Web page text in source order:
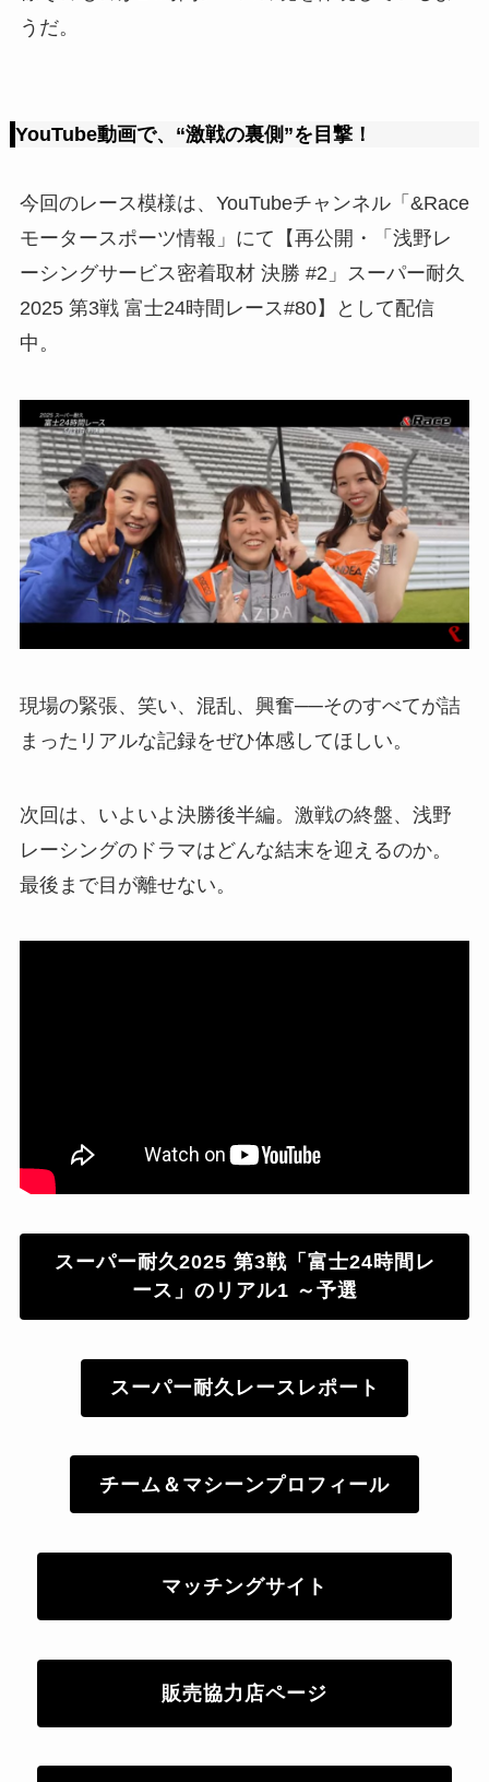
うだ。
YouTube動画で、“激戦の裏側”を目撃！
今回のレース模様は、YouTubeチャンネル「&Race
モータースポーツ情報」にて【再公開・「浅野レ
ーシングサービス密着取材 決勝 #2」スーパー耐久
2025 第3戦 富士24時間レース#80】として配信
中。
現場の緊張、笑い、混乱、興奮──そのすべてが詰
まったリアルな記録をぜひ体感してほしい。
次回は、いよいよ決勝後半編。激戦の終盤、浅野
レーシングのドラマはどんな結末を迎えるのか。
最後まで目が離せない。
スーパー耐久2025 第3戦「富士24時間レ
ース」のリアル1 ～予選
スーパー耐久レースレポート
チーム＆マシーンプロフィール
マッチングサイト
販売協力店ページ